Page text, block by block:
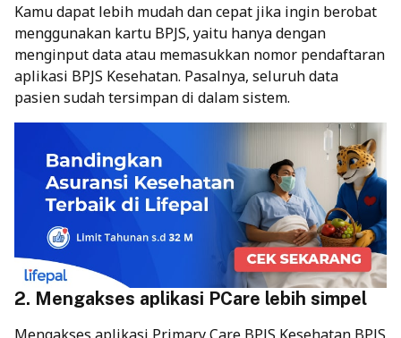
Kamu dapat lebih mudah dan cepat jika ingin berobat
menggunakan kartu BPJS, yaitu hanya dengan
menginput data atau memasukkan nomor pendaftaran
aplikasi BPJS Kesehatan. Pasalnya, seluruh data
pasien sudah tersimpan di dalam sistem.
2. Mengakses aplikasi PCare lebih simpel